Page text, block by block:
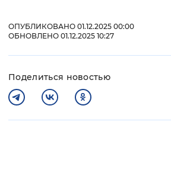
ОПУБЛИКОВАНО 01.12.2025 00:00
ОБНОВЛЕНО 01.12.2025 10:27
Поделиться новостью